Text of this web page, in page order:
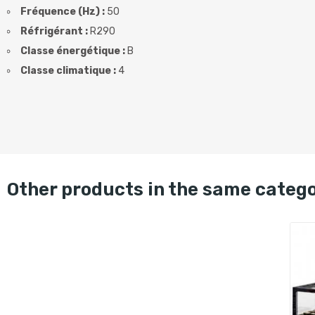
Fréquence (Hz) : 50
Réfrigérant : R290
Classe énergétique : B
Classe climatique : 4
other products in the same